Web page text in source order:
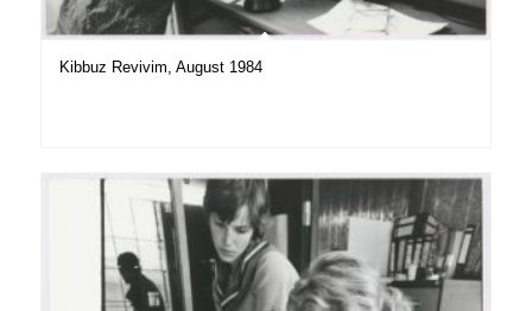
Kibbuz Revivim, August 1984